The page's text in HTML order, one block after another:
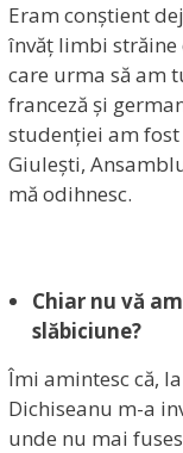
Eram conștient
învăț limbi străine
care urma să am
franceză și
studenției am fost
Giulești,
mă odihnesc.
Chiar nu vă
slăbiciune?
Îmi amintesc că,
Dichiseanu m-a
unde nu mai